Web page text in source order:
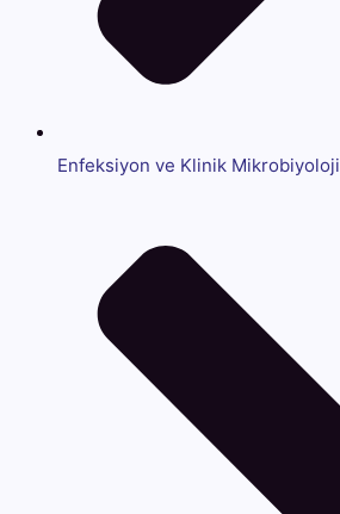
Enfeksiyon ve Klinik Mikrobiyoloji